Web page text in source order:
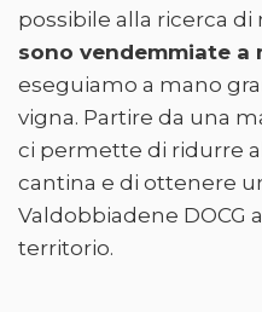
possibile alla ricerca di
sono vendemmiate a
eseguiamo a mano
vigna. Partire da una
ci permette di ridurre
cantina e di ottenere
Valdobbiadene DOCG
territorio.